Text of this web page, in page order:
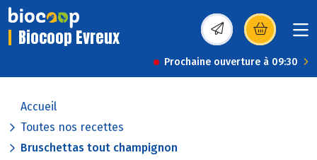
Biocoop Evreux (s’ouvre dans une
Prochaine ouverture à 09:30
Accueil
Toutes nos recettes
Bruschettas tout champignon